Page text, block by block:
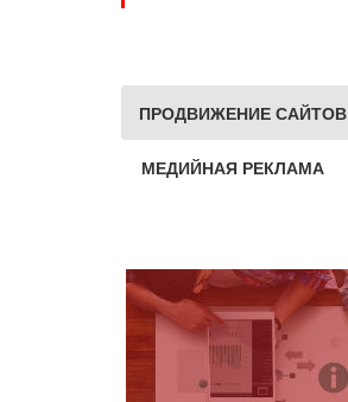
ПРОДВИЖЕНИЕ САЙТОВ
МЕДИЙНАЯ РЕКЛАМА